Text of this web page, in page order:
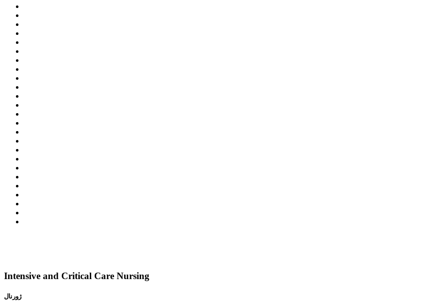
Intensive and Critical Care Nursing
ژورنال